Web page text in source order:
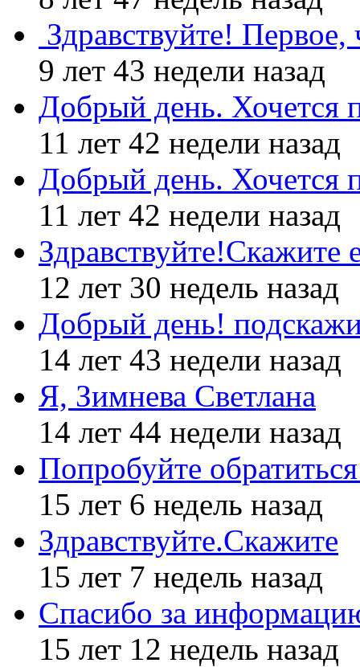
Здравствуйте! Первое,
9 лет 43 недели назад
Добрый день. Хочется
11 лет 42 недели назад
Добрый день. Хочется
11 лет 42 недели назад
Здравствуйте!Скажите
12 лет 30 недель назад
Добрый день!
14 лет 43 недели назад
Я, Зимнева Светлана
14 лет 44 недели назад
Попробуйте
15 лет 6 недель назад
Здравствуйте.Скажите
15 лет 7 недель назад
Спасибо за
15 лет 12 недель назад